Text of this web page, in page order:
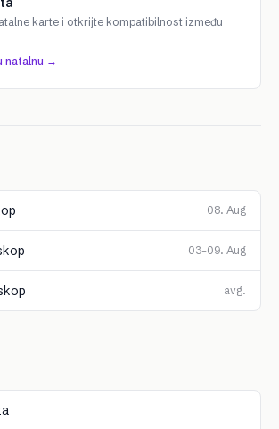
karte i otkrijte kompatibilnost između
natalnu →
08. Aug
03–09. Aug
avg.